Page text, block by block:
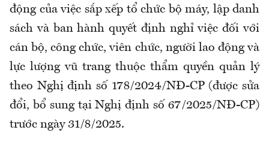
động của việc sắp xếp tổ chức bộ máy, lập danh
sách và ban hành quyết định nghỉ việc đối với
cán bộ, công chức, viên chức, người lao động và
lực lượng vũ trang thuộc thẩm quyền quản lý
theo Nghị định số 178/2024/NĐ-CP (được sửa
đổi, bổ sung tại Nghị định số 67/2025/NĐ-CP)
trước ngày 31/8/2025.